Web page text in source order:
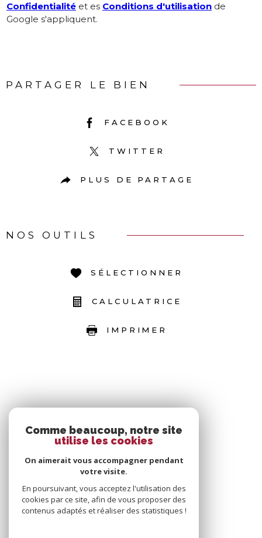
Confidentialité et es Conditions d'utilisation de
Google s'appliquent.
PARTAGER LE BIEN
FACEBOOK
TWITTER
PLUS DE PARTAGE
NOS OUTILS
SÉLECTIONNER
CALCULATRICE
IMPRIMER
Comme beaucoup, notre site
utilise les cookies
On aimerait vous accompagner pendant
votre visite.
En poursuivant, vous acceptez l'utilisation des
cookies par ce site, afin de vous proposer des
contenus adaptés et réaliser des statistiques !